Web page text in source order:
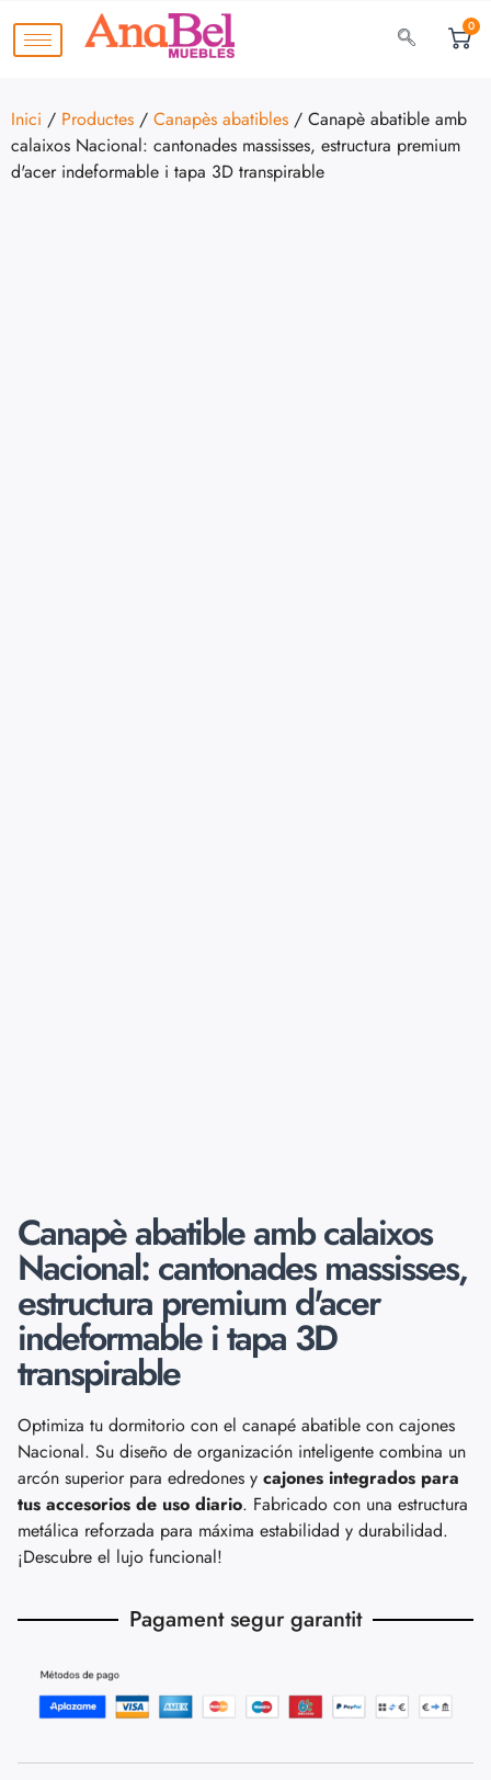
0
Inici / Productes / Canapès abatibles / Canapè abatible amb
calaixos Nacional: cantonades massisses, estructura premium
d'acer indeformable i tapa 3D transpirable
Canapè abatible amb calaixos
Nacional: cantonades massisses,
estructura premium d'acer
indeformable i tapa 3D
transpirable
Optimiza tu dormitorio con el canapé abatible con cajones
Nacional. Su diseño de organización inteligente combina un
arcón superior para edredones y cajones integrados para
tus accesorios de uso diario. Fabricado con una estructura
metálica reforzada para máxima estabilidad y durabilidad.
¡Descubre el lujo funcional!
Pagament segur garantit